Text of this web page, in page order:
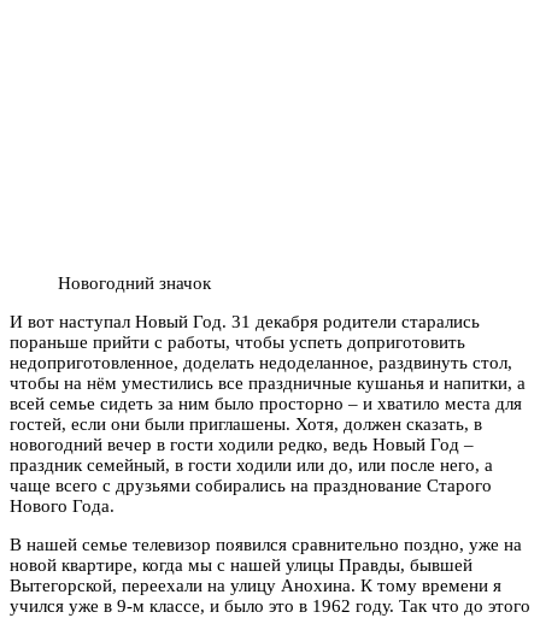
Новогодний значок
И вот наступал Новый Год. 31 декабря родители старались
пораньше прийти с работы, чтобы успеть доприготовить
недоприготовленное, доделать недоделанное, раздвинуть стол,
чтобы на нём уместились все праздничные кушанья и напитки, а
всей семье сидеть за ним было просторно – и хватило места для
гостей, если они были приглашены. Хотя, должен сказать, в
новогодний вечер в гости ходили редко, ведь Новый Год –
праздник семейный, в гости ходили или до, или после него, а
чаще всего с друзьями собирались на празднование Старого
Нового Года.
В нашей семье телевизор появился сравнительно поздно, уже на
новой квартире, когда мы с нашей улицы Правды, бывшей
Вытегорской, переехали на улицу Анохина. К тому времени я
учился уже в 9-м классе, и было это в 1962 году. Так что до этого